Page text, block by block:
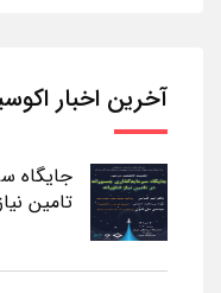
آخرین اخبار
جایگاه
تامین